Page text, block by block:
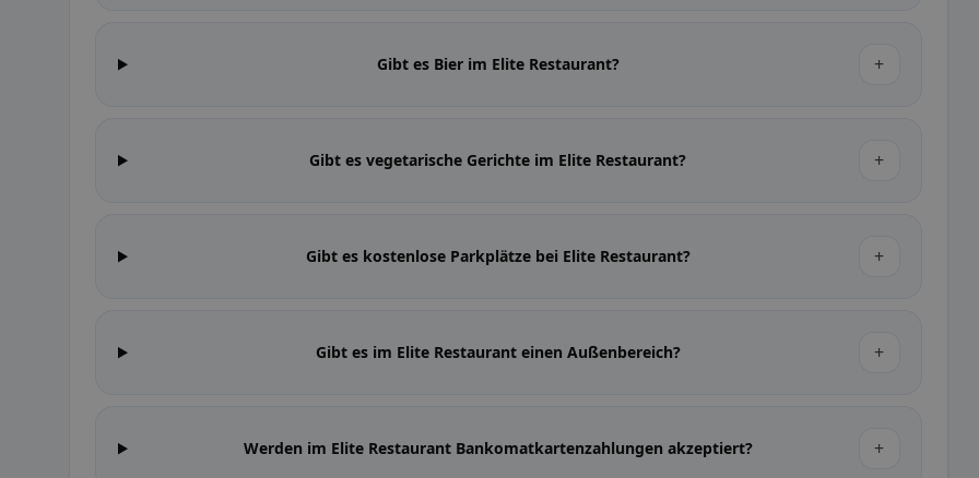
Gibt es Bier im Elite Restaurant? +
Gibt es vegetarische Gerichte im Elite Restaurant? +
Gibt es kostenlose Parkplätze bei Elite Restaurant? +
Gibt es im Elite Restaurant einen Außenbereich? +
Werden im Elite Restaurant Bankomatkartenzahlungen akzeptiert? +